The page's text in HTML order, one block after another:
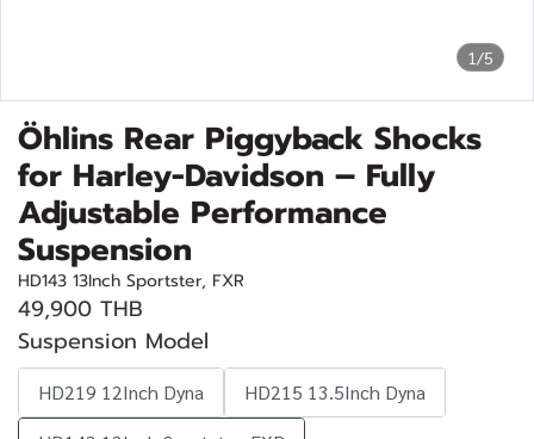
1/5
Öhlins Rear Piggyback Shocks
for Harley-Davidson – Fully
Adjustable Performance
Suspension
HD143 13Inch Sportster, FXR
49,900 THB
Suspension Model
HD219 12Inch Dyna
HD215 13.5Inch Dyna